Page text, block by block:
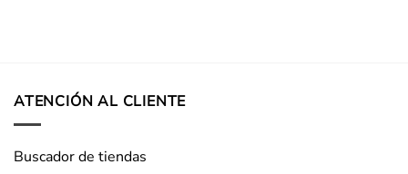
ATENCIÓN AL CLIENTE
Buscador de tiendas